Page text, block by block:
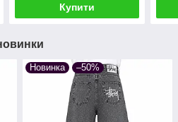
Купити
Новинка –50%